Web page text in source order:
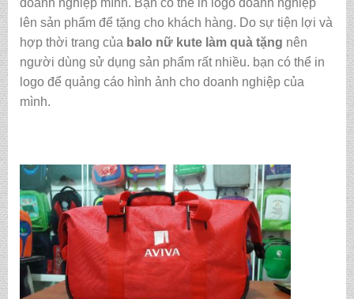
doanh nghiệp mình. Bạn có thể in logo doanh nghiệp
lên sản phẩm để tặng cho khách hàng. Do sự tiện lợi và
hợp thời trang của balo nữ kute làm quà tặng nên
người dùng sử dụng sản phẩm rất nhiều. bạn có thể in
logo để quảng cáo hình ảnh cho doanh nghiệp của
mình.